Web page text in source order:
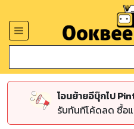
โอนย้ายอีบุ๊กไป
รับทันทีโค้ดลด ซื้อ